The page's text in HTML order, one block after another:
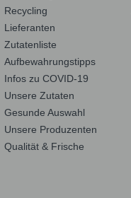
Recycling
Lieferanten
Zutatenliste
Aufbewahrungstipps
Infos zu COVID-19
Unsere Zutaten
Gesunde Auswahl
Unsere Produzenten
Qualität & Frische